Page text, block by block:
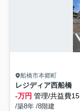
船橋市本郷町
レジディア西船橋
-万円 管理/共益費
/築8年 /8階建